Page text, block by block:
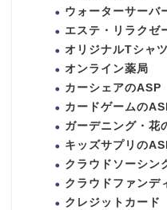
ウォーターサーバ
エステ・リラクゼ
オリジナルTシャ
オンライン薬局
カーシェアのASP
カードゲームの
ガーデニング・花
キッズサプリの
クラウドソーシン
クラウドファンデ
クレジットカード